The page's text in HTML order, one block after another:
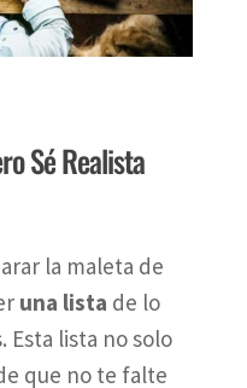
Sé Realista
la maleta de
una lista de lo
Esta lista no solo
que no te falte